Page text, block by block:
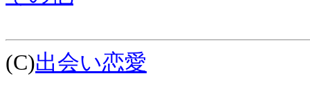
(C)出会い恋愛